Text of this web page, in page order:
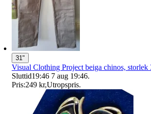
31"
Visual Clothing Project beiga chinos,
Sluttid19:46 7 aug 19:46.
Pris:249 kr,Utropspris.